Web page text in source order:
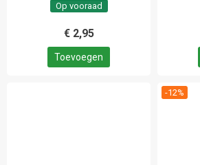
Op vooraad
€ 2,95
Toevoegen
-12%